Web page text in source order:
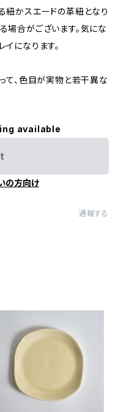
紐かスエードの革紐となり
場合がございます。気にな
になります。
て、色目が実物と若干異な
available
の方向け
通報する